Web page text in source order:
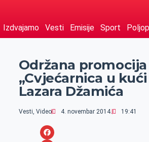
Izdvajamo Vesti Emisije Sport
Održana
„Cvjećarnica u
Lazara Džamića
Vesti, Video 4. novembar 2014. 19:41